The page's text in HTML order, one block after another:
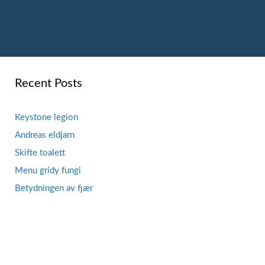
Recent Posts
Keystone legion
Andreas eldjarn
Skifte toalett
Menu gridy fungi
Betydningen av fjær